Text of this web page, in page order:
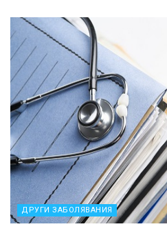
ДРУГИ ЗАБОЛЯВАНИЯ